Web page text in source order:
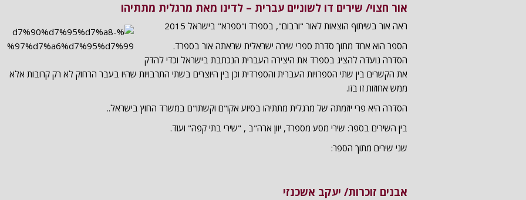
אור חצוי/ שירים דו לשוניים עברית – לדינו מאת מרגלית מתתיהו
ראה אור בשיתוף הוצאות לאור "ורבום", בספרד ו"ספרא" בישראל 2015
הספר הוא אחד מתוך סדרת ספרי שירה ישראלית שראתה אור בספרד.
הסדרה נועדה להציג בספרד את היצירה העברית הנכתבת בישראל וכדי להדק
את הקשרים בין שתי הספרויות העברית והספרדית וכן בין היוצרים בשתי התרבויות שהיו בעבר הרחוק לא רק קרובות אלא
ממש אחוזות זו בזו.
הסדרה היא פרי יוזמתה של מרגלית מתתיהו בסיוע אקו"ם וקשתו"ם במשרד החוץ בישראל..
בין השירים בספר: שירי מסע מספרד, יוון ארה"ב , "שירי בתי קפה" ועוד.
שני שירים מתוך הספר:
אבנים זוכרות/ יעקב אשכנזי